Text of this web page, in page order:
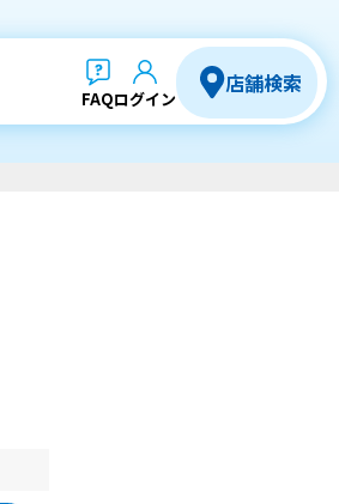
FAQログイン
店舗検索